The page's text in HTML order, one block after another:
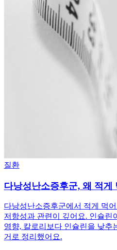
질환
다낭성난소증후군, 왜 적게
다낭성난소증후군에서 적게 먹
저항성과 관련이 깊어요. 인슐린
영향, 칼로리보다 인슐린을 낮추
거로 정리했어요.